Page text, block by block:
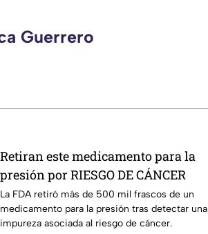
Guerrero
Retiran este medicamento para la
presión por RIESGO DE CÁNCER
La FDA retiró más de 500 mil frascos de un
medicamento para la presión tras detectar una
impureza asociada al riesgo de cáncer.